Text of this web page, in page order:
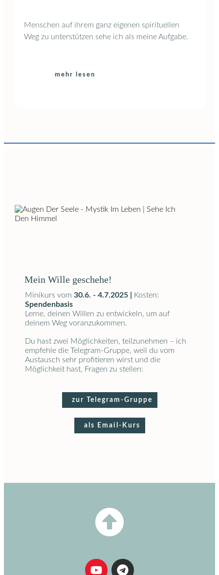
Menschen auf ihrem ganz eigenen spirituellen
Weg zu unterstützen sehe ich als meine Aufgabe.
mehr lesen
Mein Wille geschehe!
Minikurs vom 30.6. - 4.7.2025 |
Kosten:
Spendenbasis
Lerne, deinen Willen zu entwickeln, um auf
deinem Weg voranzukommen.
Du hast zwei Möglichkeiten, teilzunehmen – ich
empfehle die Telegram-Gruppe, weil du vom
Austausch sehr profitieren wirst und die
Möglichkeit hast, Fragen zu stellen:
zur Telegram-Gruppe
als Email-Kurs